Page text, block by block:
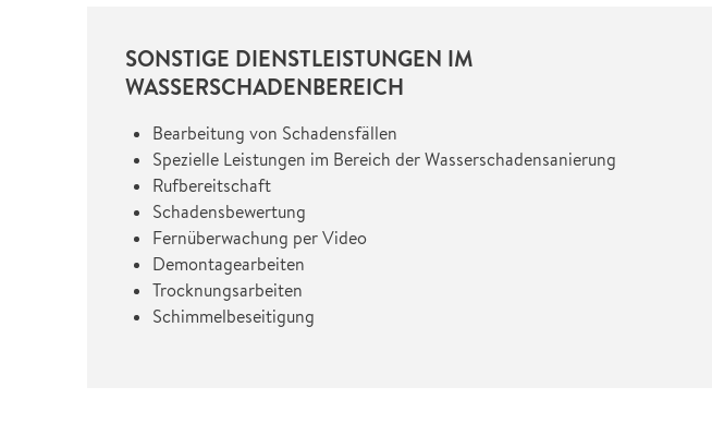
SONSTIGE DIENSTLEISTUNGEN IM
WASSERSCHADENBEREICH
Bearbeitung von Schadensfällen
Spezielle Leistungen im Bereich der Wasserschadensanierung
Rufbereitschaft
Schadensbewertung
Fernüberwachung per Video
Demontagearbeiten
Trocknungsarbeiten
Schimmelbeseitigung